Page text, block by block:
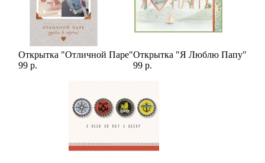
Открытка "Отличной Паре"
99 р.
Открытка "Я Люблю Папу"
99 р.